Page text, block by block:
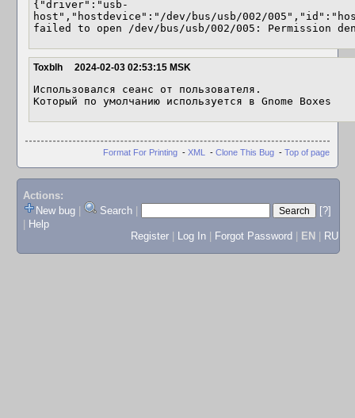
{"driver":"usb-
host","hostdevice":"/dev/bus/usb/002/
failed to open /dev/bus/usb/002/005: Permission
Toxblh 2024-02-03 02:53:15 MSK
Использовался сеанс от пользователя.
Который по умолчанию используется в Gnome Boxes
Format For Printing - XML - Clone This Bug - Top of page
Actions:
New bug
Search
[?]
Help
Register
Log In Forgot Password EN RU